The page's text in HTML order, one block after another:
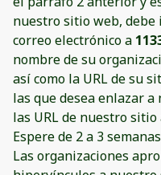
nuestro sitio web,
correo electrónico a
nombre de su
así como la URL de su
las que desea enlazar
las URL de nuestro
Espere de 2 a 3
Las organizaciones